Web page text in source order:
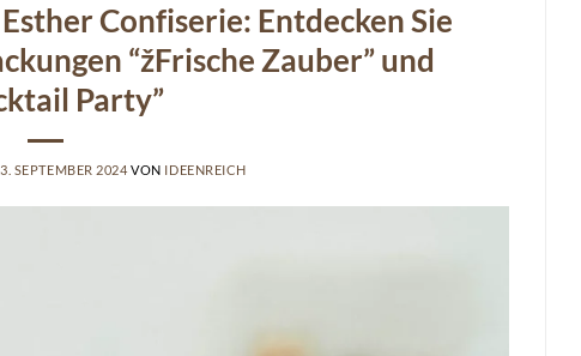
Confiserie: Entdecken Sie
“žFrische Zauber” und
Party”
SEPTEMBER 2024 VON IDEENREICH